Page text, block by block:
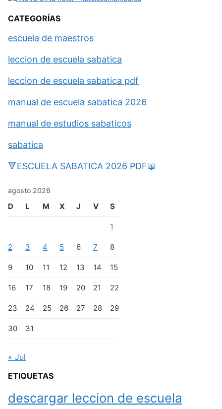
CATEGORÍAS
escuela de maestros
leccion de escuela sabatica
leccion de escuela sabatica pdf
manual de escuela sabatica 2026
manual de estudios sabaticos
sabatica
🔻ESCUELA SABATICA 2026 PDF📖
agosto 2026
D L M X J V S
1
2 3 4 5 6 7 8
9 10 11 12 13 14 15
16 17 18 19 20 21 22
23 24 25 26 27 28 29
30 31
« Jul
ETIQUETAS
descargar leccion de escuela